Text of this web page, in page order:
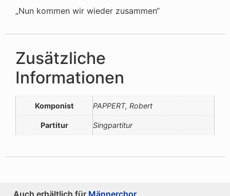
„Nun kommen wir wieder zusammen“
Zusätzliche
Informationen
Komponist PAPPERT, Robert
Partitur Singpartitur